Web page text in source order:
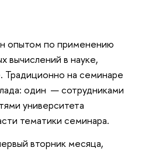
опытом по применению
вычислений в науке,
на семинаре
один — сотрудниками
университета
тематики семинара.
вторник месяца,